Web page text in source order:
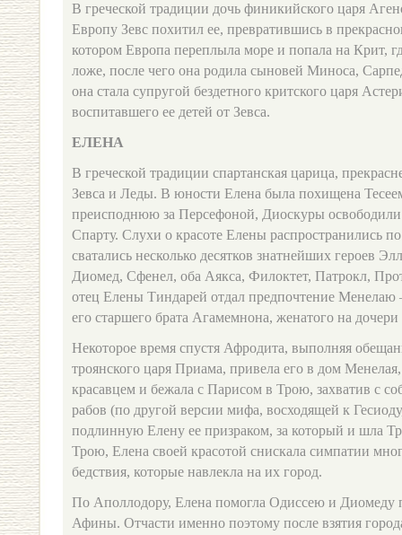
В греческой традиции дочь финикийского царя
Европу Зевс похитил ее, превратившись в
котором Европа переплыла море и попала на Крит,
ложе, после чего она родила сыновей Миноса,
она стала супругой бездетного критского царя
воспитавшего ее детей от Зевса.
ЕЛЕНА
В греческой традиции спартанская царица,
Зевса и Леды. В юности Елена была похищена
преисподнюю за Персефоной, Диоскуры
Спарту. Слухи о красоте Елены распространились
сватались несколько десятков знатнейших героев
Диомед, Сфенел, оба Аякса, Филоктет, Патрокл,
отец Елены Тиндарей отдал предпочтение Менелаю
его старшего брата Агамемнона, женатого на
Некоторое время спустя Афродита, выполняя
троянского царя Приама, привела его в дом
красавцем и бежала с Парисом в Трою, захватив с
рабов (по другой версии мифа, восходящей к
подлинную Елену ее призраком, за который и шла
Трою, Елена своей красотой снискала симпатии
бедствия, которые навлекла на их город.
По Аполлодору, Елена помогла Одиссею и Диомеду
Афины. Отчасти именно поэтому после взятия